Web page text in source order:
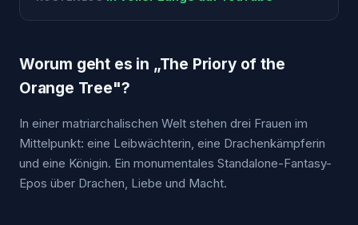
Worum geht es in „The Priory of the
Orange Tree"?
In einer matriarchalischen Welt stehen drei Frauen im
Mittelpunkt: eine Leibwächterin, eine Drachenkämpferin
und eine Königin. Ein monumentales Standalone-Fantasy-
Epos über Drachen, Liebe und Macht.